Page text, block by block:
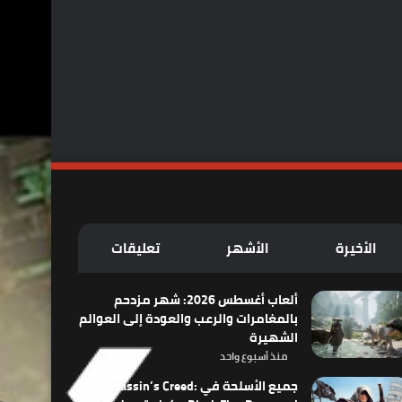
الأخيرة الأشهر تعليقات
ألعاب أغسطس 2026: شهر مزدحم
بالمغامرات والرعب والعودة إلى العوالم
الشهيرة
منذ أسبوع واحد
جميع الأسلحة في Assassin’s Creed: